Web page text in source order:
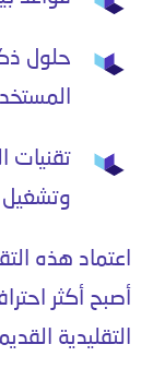
حلول
تقنيات
وتشغيل
اعتماد هذه
أصبح أكثر
التقليدية